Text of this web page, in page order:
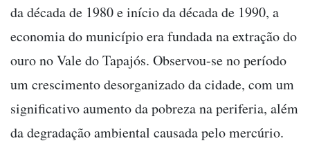
da década de 1980 e início da década de 1990, a
economia do município era fundada na extração do
ouro no Vale do Tapajós. Observou-se no período
um crescimento desorganizado da cidade, com um
significativo aumento da pobreza na periferia, além
da degradação ambiental causada pelo mercúrio.